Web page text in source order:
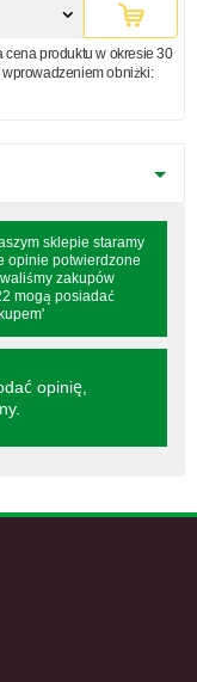
cena produktu w okresie 30
obniżki:
sklepie staramy
opinie potwierdzone
zakupów
mogą posiadać
opinię,
.